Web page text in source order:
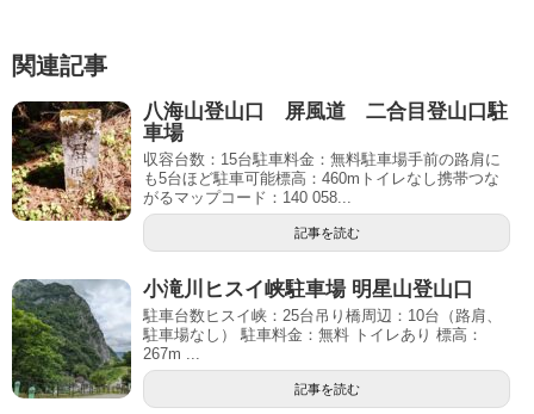
関連記事
八海山登山口 屏風道 二合目登山口駐
車場
収容台数：15台駐車料金：無料駐車場手前の路肩に
も5台ほど駐車可能標高：460mトイレなし携帯つな
がるマップコード：140 058...
記事を読む
小滝川ヒスイ峡駐車場 明星山登山口
駐車台数ヒスイ峡：25台吊り橋周辺：10台（路肩、
駐車場なし） 駐車料金：無料 トイレあり 標高：
267m ...
記事を読む